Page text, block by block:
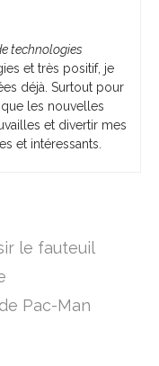
technologies
et très positif, je
déjà. Surtout pour
les nouvelles
et divertir mes
et intéressants.
le fauteuil
Pac-Man